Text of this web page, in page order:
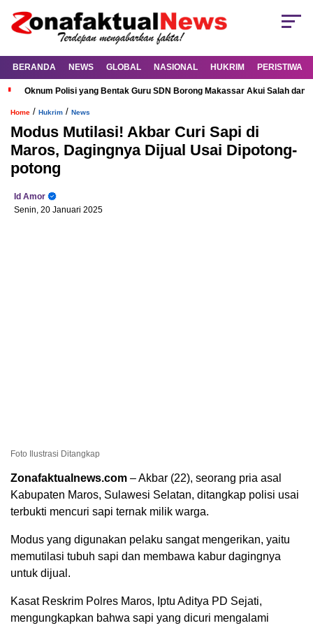
BERANDA NEWS GLOBAL NASIONAL HUKRIM PERISTIWA
Oknum Polisi yang Bentak Guru SDN Borong Makassar Akui Salah dan
Home / Hukrim / News
Modus Mutilasi! Akbar Curi Sapi di
Maros, Dagingnya Dijual Usai Dipotong-
potong
Id Amor
Senin, 20 Januari 2025
Foto Ilustrasi Ditangkap
Zonafaktualnews.com – Akbar (22), seorang pria asal
Kabupaten Maros, Sulawesi Selatan, ditangkap polisi usai
terbukti mencuri sapi ternak milik warga.
Modus yang digunakan pelaku sangat mengerikan, yaitu
memutilasi tubuh sapi dan membawa kabur dagingnya
untuk dijual.
Kasat Reskrim Polres Maros, Iptu Aditya PD Sejati,
mengungkapkan bahwa sapi yang dicuri mengalami